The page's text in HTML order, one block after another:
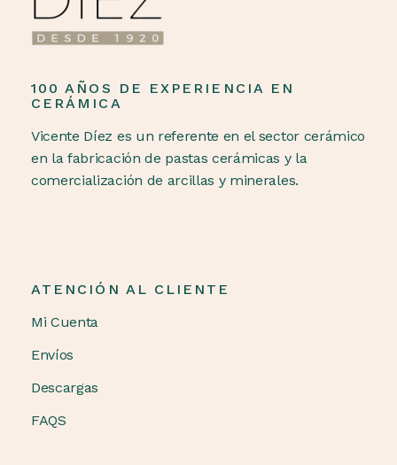
100 AÑOS DE EXPERIENCIA EN
CERÁMICA
Vicente Díez es un referente en el sector cerámico
en la fabricación de pastas cerámicas y la
comercialización de arcillas y minerales.
ATENCIÓN AL CLIENTE
Mi Cuenta
Envíos
Descargas
FAQS